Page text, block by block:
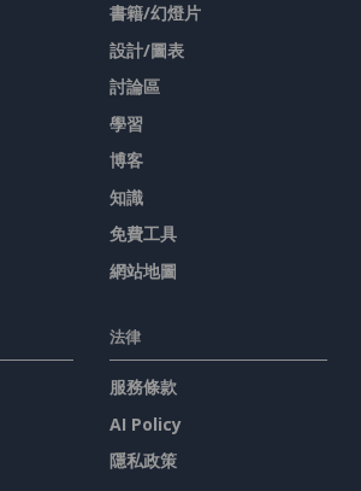
書籍/幻燈片
設計/圖表
討論區
學習
博客
知識
免費工具
網站地圖
法律
服務條款
AI Policy
隱私政策